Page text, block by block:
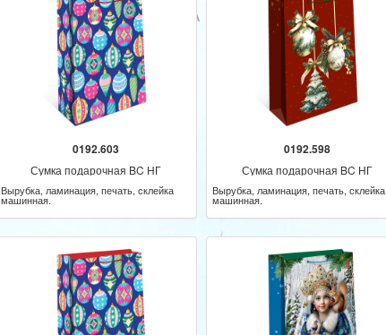
0192.603
Сумка подарочная BC НГ
Вырубка, ламинация, печать, склейка
машинная.
0192.598
Сумка подарочная BC НГ
Вырубка, ламинация, печать, склейка
машинная.